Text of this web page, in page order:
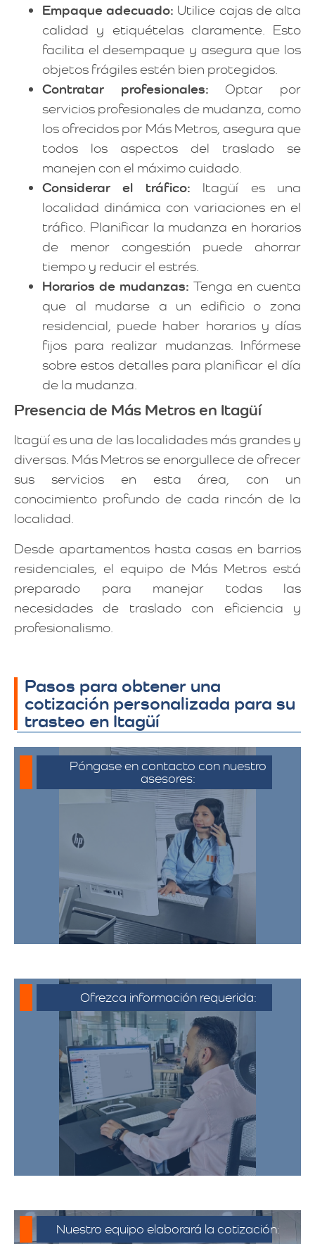
Empaque adecuado: Utilice cajas de alta
calidad y etiquételas claramente. Esto
facilita el desempaque y asegura que los
objetos frágiles estén bien protegidos.
Contratar profesionales: Optar por
servicios profesionales de mudanza, como
los ofrecidos por Más Metros, asegura que
todos los aspectos del traslado se
manejen con el máximo cuidado.
Considerar el tráfico: Itagüí es una
localidad dinámica con variaciones en el
tráfico. Planificar la mudanza en horarios
de menor congestión puede ahorrar
tiempo y reducir el estrés.
Horarios de mudanzas: Tenga en cuenta
que al mudarse a un edificio o zona
residencial, puede haber horarios y días
fijos para realizar mudanzas. Infórmese
sobre estos detalles para planificar el día
de la mudanza.
Presencia de Más Metros en Itagüí
Itagüí es una de las localidades más grandes y
diversas. Más Metros se enorgullece de ofrecer
sus servicios en esta área, con un
conocimiento profundo de cada rincón de la
localidad.
Desde apartamentos hasta casas en barrios
residenciales, el equipo de Más Metros está
preparado para manejar todas las
necesidades de traslado con eficiencia y
profesionalismo.
Pasos para obtener una
cotización personalizada para su
trasteo en Itagüí
Póngase en contacto con nuestro
asesores:
Para iniciar el proceso de solicitud de
cotización, puede comunicarse a través
de whatsapp haciendo click en cotizar.​
Ofrezca información requerida:
Debe proporcionar información detallada
sobre la mudanza, incluyendo la dirección
de origen y destino, el tipo y cantidad de
pertenencias.​
Nuestro equipo elaborará la cotización: